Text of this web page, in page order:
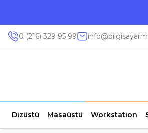
0 (216) 329 95 99
Dizüstü Masaüstü Workstation